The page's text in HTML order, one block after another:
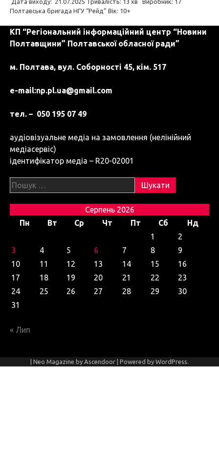
Дата виходу: 21.07.2025 Тривалість: 13 хв Виробник: 17
Полтавська бригада НГУ “Рейд” Вік: 10+
КП “Регіональний інформаційний центр “Новини
Полтавщини” Полтавської обласної ради”
м. Полтава, вул. Соборності 45, кім. 517
e-mail:np.pl.ua@gmail.com
тел. – 050 195 07 49
аудіовізуальне медіа на замовлення (нелінійний
медіасервіс)
ідентифікатор медіа – R20-02001
Пошук:
Серпень 2026
Пн
Вт Ср Чт Пт Сб
Нд
1
2
3
4 5 6 7 8
9
10
11 12 13 14 15
16
17
18 19 20 21 22
23
24
25 26 27 28 29
30
31
« Лип
| Neo Magazine by Ascendoor | Powered by WordPress.